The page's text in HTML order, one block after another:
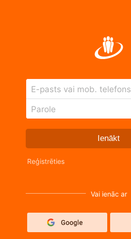
E-pasts vai mob. telefons
Parole
Ienākt
Reģistrēties
Vai ienāc ar